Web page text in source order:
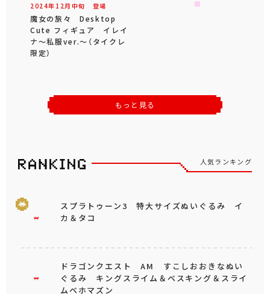
2024年 12 月 中旬 登場
魔女の旅々 Desktop
Cute フィギュア イレイ
ナ～私服ver.～（タイクレ
限定）
もっと見る
人気ランキング
スプラトゥーン3 特大サイズぬいぐるみ イ
カ＆タコ
ドラゴンクエスト AM すこしおおきなぬい
ぐるみ キングスライム＆ベスキング＆スライ
ムベホマズン